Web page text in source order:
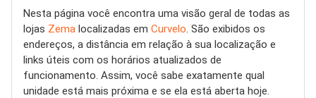
Nesta página você encontra uma visão geral de todas as
lojas Zema localizadas em Curvelo. São exibidos os
endereços, a distância em relação à sua localização e
links úteis com os horários atualizados de
funcionamento. Assim, você sabe exatamente qual
unidade está mais próxima e se ela está aberta hoje.